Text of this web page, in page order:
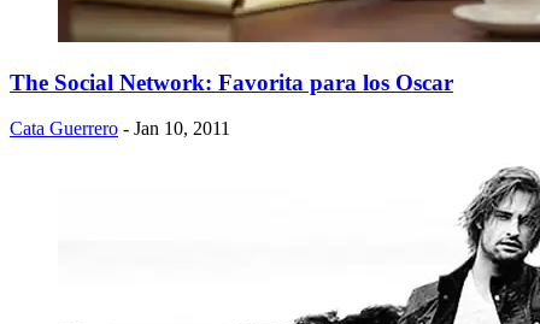
The Social Network: Favorita para los Oscar
Cata Guerrero - Jan 10, 2011